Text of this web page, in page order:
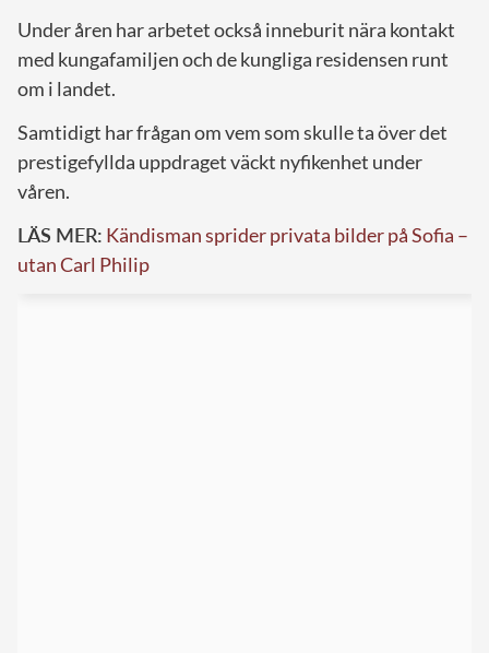
Under åren har arbetet också inneburit nära kontakt
med kungafamiljen och de kungliga residensen runt
om i landet.
Samtidigt har frågan om vem som skulle ta över det
prestigefyllda uppdraget väckt nyfikenhet under
våren.
LÄS MER: Kändisman sprider privata bilder på Sofia –
utan Carl Philip